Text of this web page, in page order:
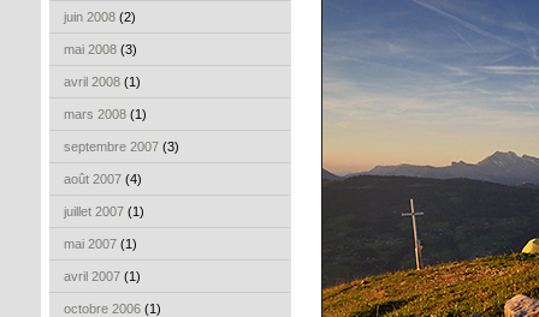
juin 2008 (2)
mai 2008 (3)
avril 2008 (1)
mars 2008 (1)
septembre 2007 (3)
août 2007 (4)
juillet 2007 (1)
mai 2007 (1)
avril 2007 (1)
octobre 2006 (1)